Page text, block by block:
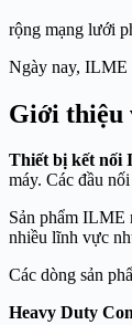
rộng mạng lưới
Ngày nay, ILME
Giới thiệu
Thiết bị kết nối
máy. Các đầu
Sản phẩm ILME
nhiều lĩnh vực
Các dòng sản
Heavy Duty